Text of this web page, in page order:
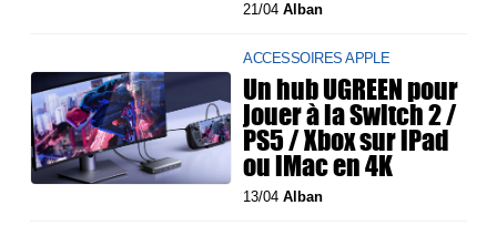
21/04Alban
ACCESSOIRES APPLE
Un hub UGREEN pour
jouer à la Switch 2 /
PS5 / Xbox sur iPad
ou iMac en 4K
13/04Alban